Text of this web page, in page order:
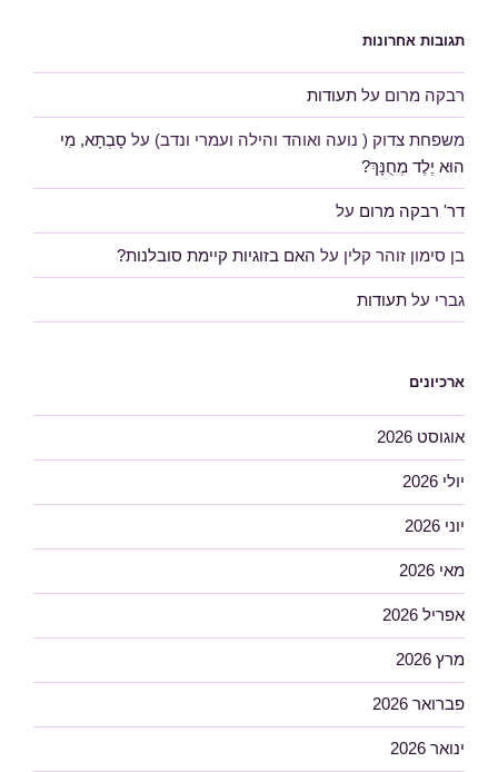
תגובות אחרונות
רבקה מרום על תעודות
משפחת צדוק ( נועה ואוהד והילה ועמרי ונדב) על סָבְתָא, מִי
הוּא יֶלֶד מְחֻנָּךְ?
דר' רבקה מרום על
בן סימון זוהר קלין על האם בזוגיות קיימת סובלנות?
גברי על תעודות
ארכיונים
אוגוסט 2026
יולי 2026
יוני 2026
מאי 2026
אפריל 2026
מרץ 2026
פברואר 2026
ינואר 2026